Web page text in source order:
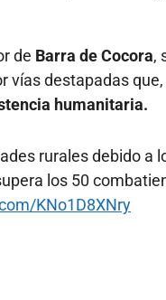
de Barra de Cocora,
vías destapadas que,
humanitaria.
rurales debido a
los 50
KNo1D8XNry